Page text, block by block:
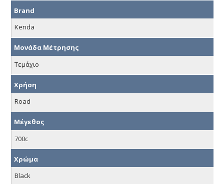
Brand
Kenda
Μονάδα Μέτρησης
Τεμάχιο
Χρήση
Road
Μέγεθος
700c
Χρώμα
Black